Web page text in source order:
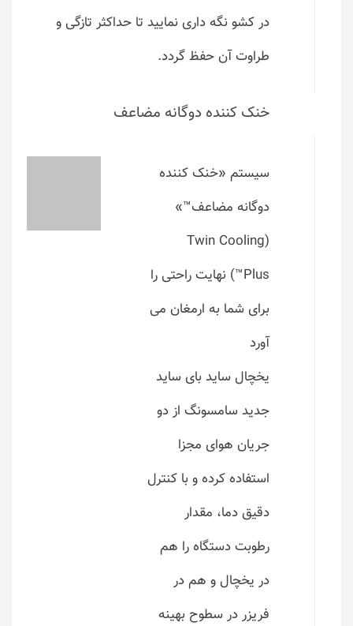
در کشو نگه داری نمایید تا حداکثر تازگی و
طراوت آن حفظ گردد.
خنک کننده دوگانه مضاعف
سیستم «خنک کننده
دوگانه مضاعف™»
(Twin Cooling
Plus™) نهایت راحتی را
برای شما به ارمغان می
آورد
یخچال ساید بای ساید
جدید سامسونگ از دو
جریان هوای مجزا
استفاده کرده و با کنترل
دقیق دما، مقدار
رطوبت دستگاه را هم
در یخچال و هم در
فریزر در سطوح بهینه